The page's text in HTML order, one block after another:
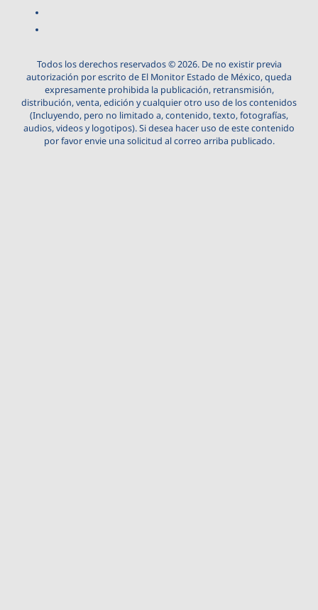
Todos los derechos reservados © 2026. De no existir previa
autorización por escrito de El Monitor Estado de México, queda
expresamente prohibida la publicación, retransmisión,
distribución, venta, edición y cualquier otro uso de los contenidos
(Incluyendo, pero no limitado a, contenido, texto, fotografías,
audios, videos y logotipos). Si desea hacer uso de este contenido
por favor envie una solicitud al correo arriba publicado.